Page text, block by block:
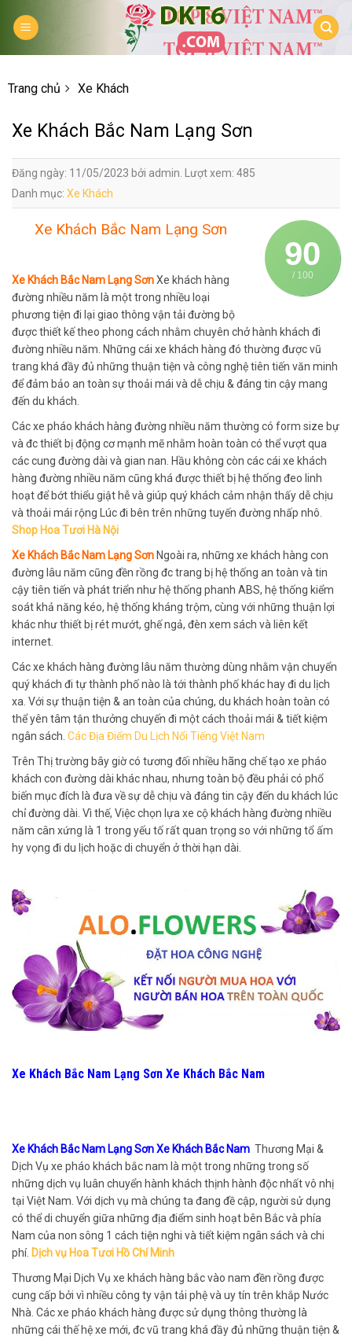
Trang chủ Xe Khách
Xe Khách Bắc Nam Lạng Sơn
Đăng ngày: 11/05/2023 bởi admin. Lượt xem: 485
Danh mục: Xe Khách
90
/ 100
Xe Khách Bắc Nam Lạng Sơn
Xe Khách Bắc Nam Lạng SơnXe khách hàng
đường nhiều năm là một trong nhiều loại
phương tiện đi lại giao thông vận tải đường bộ
được thiết kế theo phong cách nhằm chuyên chở hành khách đi
đường nhiều năm. Những cái xe khách hàng đó thường được vũ
trang khá đầy đủ những thuận tiện và công nghệ tiên tiến văn minh
để đảm bảo an toàn sự thoải mái và dễ chịu & đáng tin cậy mang
đến du khách.
Các xe pháo khách hàng đường nhiều năm thường có form size bự
và đc thiết bị động cơ mạnh mẽ nhằm hoàn toàn có thể vượt qua
các cung đường dài và gian nan. Hầu không còn các cái xe khách
hàng đường nhiều năm cũng khá được thiết bị hệ thống đeo linh
hoạt để bớt thiểu giật hễ và giúp quý khách cảm nhận thấy dễ chịu
và thoải mái rộng Lúc đi bên trên những tuyến đường nhấp nhô.
Shop Hoa Tươi Hà Nội
Xe Khách Bắc Nam Lạng Sơn Ngoài ra, những xe khách hàng con
đường lâu năm cũng đền rồng đc trang bị hệ thống an toàn và tin
cậy tiên tiến và phát triển như hệ thống phanh ABS, hệ thống kiểm
soát khả năng kéo, hệ thống kháng trộm, cùng với những thuận lợi
khác như thiết bị rét mướt, ghế ngả, đèn xem sách và liên kết
internet.
Các xe khách hàng đường lâu năm thường dùng nhằm vận chuyển
quý khách đi tự thành phố nào là tới thành phố khác hay đi du lịch
xa. Với sự thuận tiện & an toàn của chúng, du khách hoàn toàn có
thể yên tâm tận thưởng chuyến đi một cách thoải mái & tiết kiệm
ngân sách. Các Địa Điểm Du Lịch Nổi Tiếng Việt Nam
Trên Thị trường bây giờ có tương đối nhiều hãng chế tạo xe pháo
khách con đường dài khác nhau, nhưng toàn bộ đều phải có phổ
biến mục đích là đưa về sự dễ chịu và đáng tin cậy đến du khách lúc
chỉ đường dài. Vì thế, Việc chọn lựa xe cộ khách hàng đường nhiều
năm cân xứng là 1 trong yếu tố rất quan trọng so với những tổ ấm
hy vọng đi du lịch hoặc di chuyển ở thời hạn dài.
Xe Khách Bắc Nam Lạng Sơn Xe Khách Bắc Nam
Xe Khách Bắc Nam Lạng Sơn Xe Khách Bắc Nam Thương Mại &
Dịch Vụ xe pháo khách bắc nam là một trong những trong số
những dịch vụ luân chuyển hành khách thịnh hành độc nhất vô nhị
tại Việt Nam. Với dịch vụ mà chúng ta đang đề cập, người sử dụng
có thể di chuyển giữa những địa điểm sinh hoạt bên Bắc và phía
Nam của non sông 1 cách tiện nghi và tiết kiệm ngân sách và chi
phí. Dịch vụ Hoa Tươi Hồ Chí Minh
Thương Mại Dịch Vụ xe khách hàng bắc vào nam đền rồng được
cung cấp bởi vì nhiều công ty vận tải phệ và uy tín trên khắp Nước
Nhà. Các xe pháo khách hàng được sử dụng thông thường là
những cái thế hệ xe mới, đc vũ trang khá đầy đủ những thuận tiện &